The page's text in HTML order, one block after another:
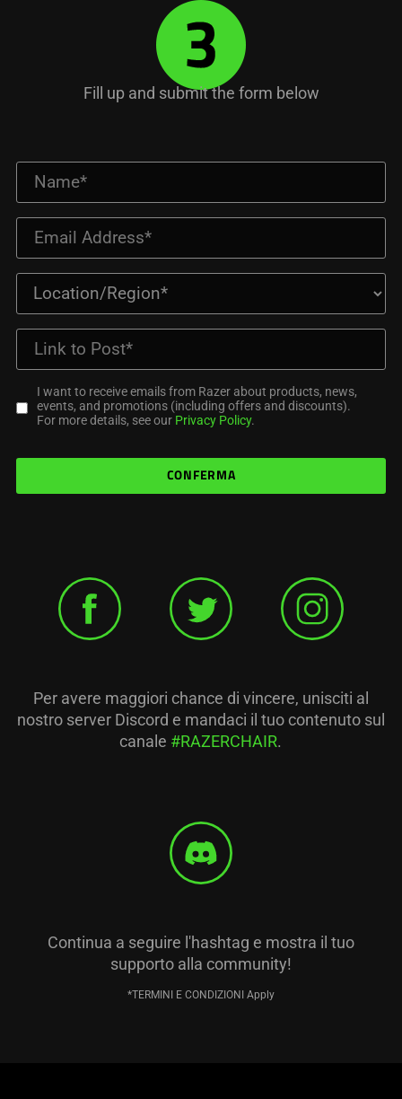
Fill up and submit the form below
I want to receive emails from Razer about products, news,
events, and promotions (including offers and discounts).
For more details, see our Privacy Policy.
CONFERMA
Per avere maggiori chance di vincere, unisciti al
nostro server Discord e mandaci il tuo contenuto sul
canale #RAZERCHAIR.
Continua a seguire l'hashtag e mostra il tuo
supporto alla community!
*TERMINI E CONDIZIONI Apply